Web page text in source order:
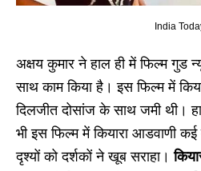
India
अक्षय कुमार ने हाल ही में फिल्म गुड
साथ काम किया है। इस फिल्म में
दिलजीत दोसांज के साथ जमी थी।
भी इस फिल्म में कियारा आडवाणी
दृश्यों को दर्शकों ने खूब सराहा।